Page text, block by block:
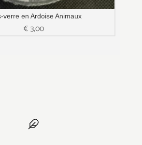
verre en Ardoise Animaux
€3,00